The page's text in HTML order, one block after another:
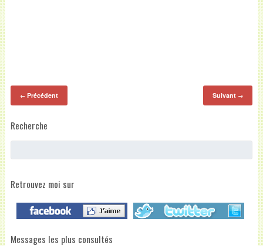
←Précédent Suivant →
Recherche
Retrouvez moi sur
Messages les plus consultés